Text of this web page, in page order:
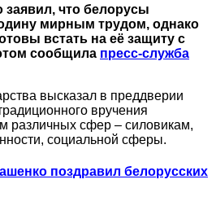
заявил, что белорусы
мирным трудом, однако
встать на её защиту с
сообщила пресс-служба
высказал в преддверии
вручения
различных сфер – силовикам,
социальной сферы.
поздравил белорусских